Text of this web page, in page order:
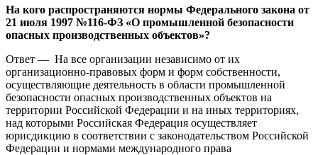
На кого распространяются нормы Федерального закона oт
21 июля 1997 №116-ФЗ «О промышленной безопасности
опасных производственных объектов»?
Ответ — На все организации независимо от их
организационно-правовых форм и форм собственности,
осуществляющие деятельность в области промышленной
безопасности опасных производственных объектов на
территории Российской Федерации и на иных территориях,
над которыми Российская Федерация осуществляет
юрисдикцию в соответствии с законодательством Российской
Федерации и нормами международного права